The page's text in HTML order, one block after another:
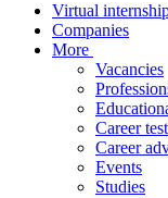
Virtual
Companies
More
Vacancies
Career
Career
Events
Studies